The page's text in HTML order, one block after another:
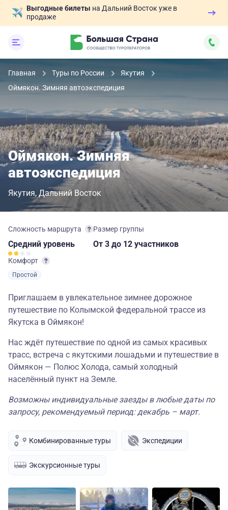
Выгодные билеты на Дальний Восток уже в
продаже
Главная Туры по России
Якутия
Оймякон. Зимняя автоэкспедиция
Оймякон. Зимняя
автоэкспедиция
Якутия Дальний Восток
Сложность маршрута
Средний уровень
Комфорт
Простой
Размер группы
От 3 до 12 участников
Приглашаем в увлекательное зимнее дорожное
путешествие по Колымской федеральной трассе из
Якутска в Оймякон!
Нас ждёт путешествие по одной из самых красивых
трасс, встреча с якутскими лошадьми и путешествие в
Оймякон — Полюс Холода, самый холодный
населённый пункт на Земле.
Возможны индивидуальные заезды в любые даты по
запросу, рекомендуемый период: декабрь – март.
Комбинированные туры Экспедиции
Экскурсионные туры